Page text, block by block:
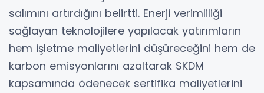
salımını artırdığını belirtti. Enerji verimliliği
sağlayan teknolojilere yapılacak yatırımların
hem işletme maliyetlerini düşüreceğini hem de
karbon emisyonlarını azaltarak SKDM
kapsamında ödenecek sertifika maliyetlerini